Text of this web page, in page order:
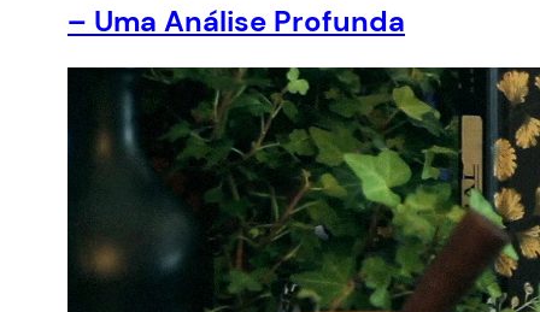
– Uma Análise Profunda